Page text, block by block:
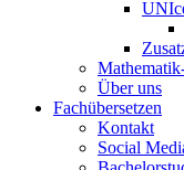
Über uns
Fachübersetzen
Kontakt
Social